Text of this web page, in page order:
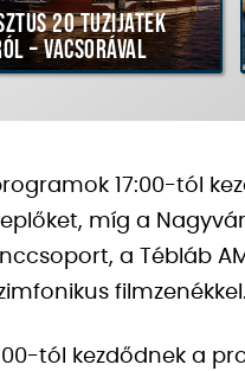
20 tűzijáték
– vacsorával
17:00-tól
míg a
a Tébláb
filmzenékkel.
tól kezdődnek a